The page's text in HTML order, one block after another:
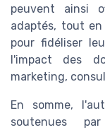
peuvent ainsi
adaptés, tout
pour fidéliser
l'impact des
marketing,
En somme,
soutenues